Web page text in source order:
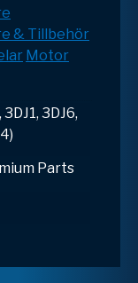
& Tillbehör
Motor
3DJ6,
Parts